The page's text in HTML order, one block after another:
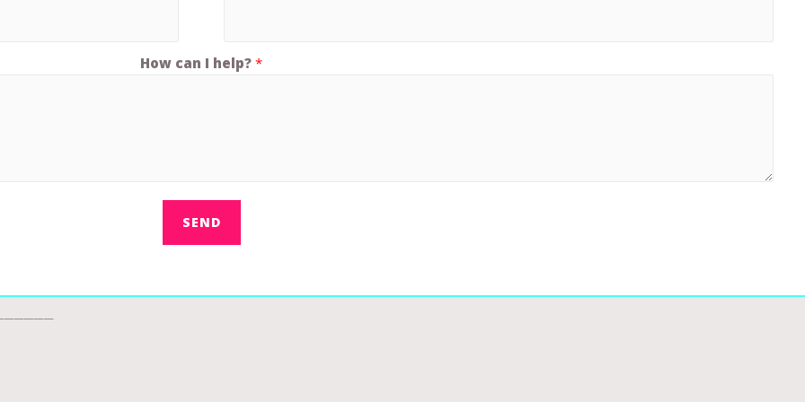
How can I help? *
SEND